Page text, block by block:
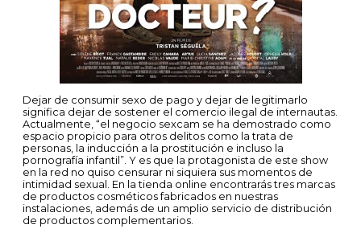
Dejar de consumir sexo de pago y dejar de legitimarlo
significa dejar de sostener el comercio ilegal de internautas.
Actualmente, “el negocio sexcam se ha demostrado como
espacio propicio para otros delitos como la trata de
personas, la inducción a la prostitución e incluso la
pornografía infantil”. Y es que la protagonista de este show
en la red no quiso censurar ni siquiera sus momentos de
intimidad sexual. En la tienda online encontrarás tres marcas
de productos cosméticos fabricados en nuestras
instalaciones, además de un amplio servicio de distribución
de productos complementarios.